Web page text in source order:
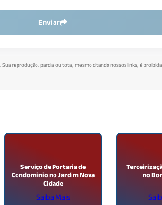
Enviar
reprodução, parcial ou total, mesmo citando nossos links, é
Serviço de Portaria de
Condominio no Jardim Nova
Cidade
Saiba Mais
no